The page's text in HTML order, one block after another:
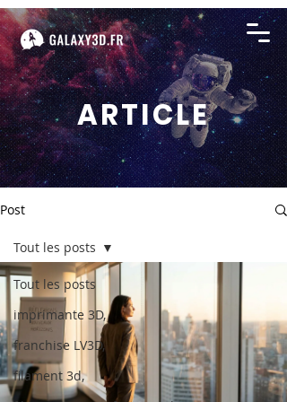
ARTICLE
Post
Tout les posts
imprimante 3D,
franchise LV3D,
filament 3d,
Tout les posts